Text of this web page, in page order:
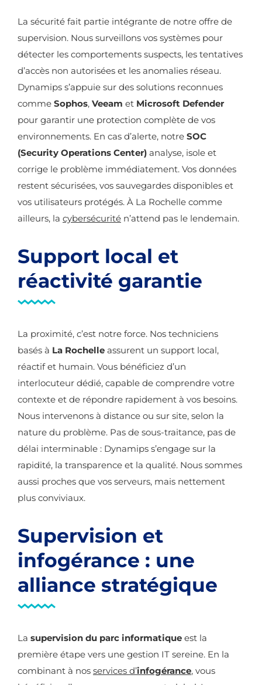
La sécurité fait partie intégrante de notre offre de
supervision. Nous surveillons vos systèmes pour
détecter les comportements suspects, les tentatives
d’accès non autorisées et les anomalies réseau.
Dynamips s’appuie sur des solutions reconnues
comme Sophos, Veeam et Microsoft Defender
pour garantir une protection complète de vos
environnements. En cas d’alerte, notre SOC
(Security Operations Center) analyse, isole et
corrige le problème immédiatement. Vos données
restent sécurisées, vos sauvegardes disponibles et
vos utilisateurs protégés. À La Rochelle comme
ailleurs, la cybersécurité n’attend pas le lendemain.
Support local et
réactivité garantie
La proximité, c’est notre force. Nos techniciens
basés à La Rochelle assurent un support local,
réactif et humain. Vous bénéficiez d’un
interlocuteur dédié, capable de comprendre votre
contexte et de répondre rapidement à vos besoins.
Nous intervenons à distance ou sur site, selon la
nature du problème. Pas de sous-traitance, pas de
délai interminable : Dynamips s’engage sur la
rapidité, la transparence et la qualité. Nous sommes
aussi proches que vos serveurs, mais nettement
plus conviviaux.
Supervision et
infogérance : une
alliance stratégique
La supervision du parc informatique est la
première étape vers une gestion IT sereine. En la
combinant à nos services d’infogérance, vous